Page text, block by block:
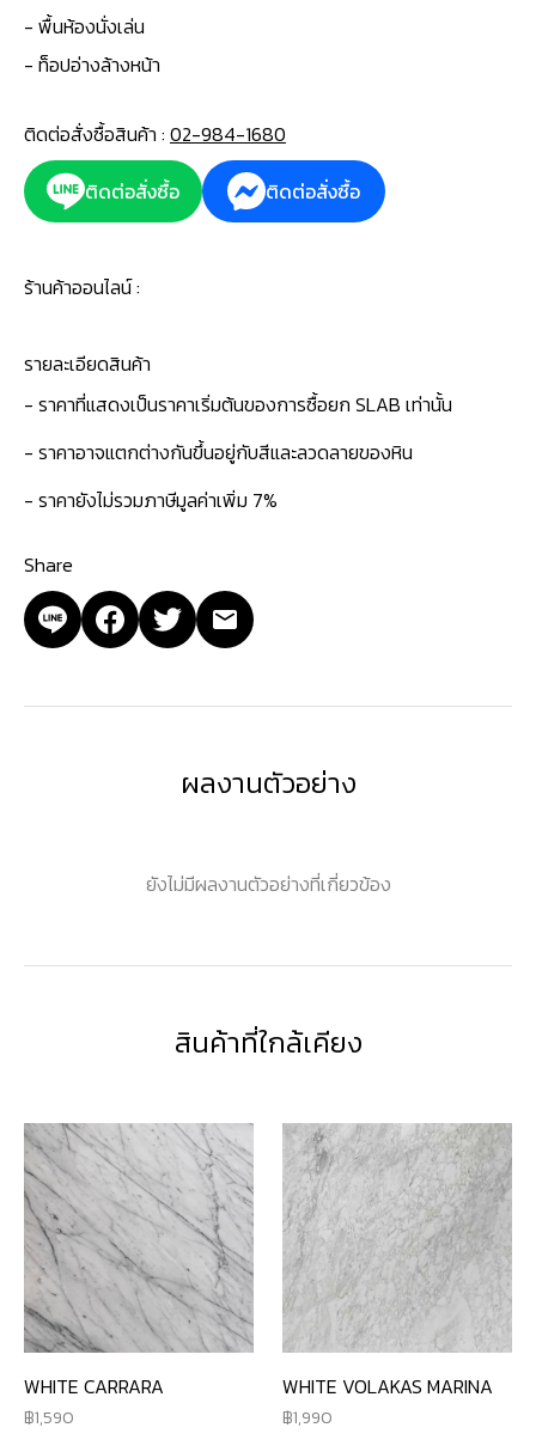
- พื้นห้องนั่งเล่น
- ท็อปอ่างล้างหน้า
ติดต่อสั่งซื้อสินค้า : 02-984-1680
ติดต่อสั่งซื้อ
ติดต่อสั่งซื้อ
ร้านค้าออนไลน์ :
รายละเอียดสินค้า
- ราคาที่แสดงเป็นราคาเริ่มต้นของการซื้อยก SLAB เท่านั้น
- ราคาอาจแตกต่างกันขึ้นอยู่กับสีและลวดลายของหิน
- ราคายังไม่รวมภาษีมูลค่าเพิ่ม 7%
Share
ผลงานตัวอย่าง
ยังไม่มีผลงานตัวอย่างที่เกี่ยวข้อง
สินค้าที่ใกล้เคียง
WHITE CARRARA
1,590
WHITE VOLAKAS MARINA
1,990